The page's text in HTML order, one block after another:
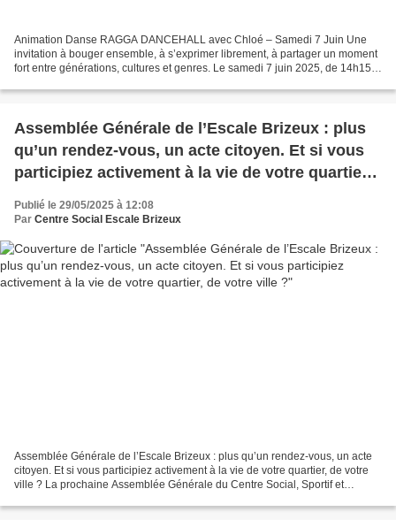
Animation Danse RAGGA DANCEHALL avec Chloé – Samedi 7 Juin Une
invitation à bouger ensemble, à s’exprimer librement, à partager un moment
fort entre générations, cultures et genres. Le samedi 7 juin 2025, de 14h15 à
Assemblée Générale de l’Escale Brizeux : plus
qu’un rendez-vous, un acte citoyen. Et si vous
participiez activement à la vie de votre quartier,
de votre ville ?
Publié le 29/05/2025 à 12:08
Par Centre Social Escale Brizeux
Assemblée Générale de l’Escale Brizeux : plus qu’un rendez-vous, un acte
citoyen. Et si vous participiez activement à la vie de votre quartier, de votre
ville ? La prochaine Assemblée Générale du Centre Social, Sportif et